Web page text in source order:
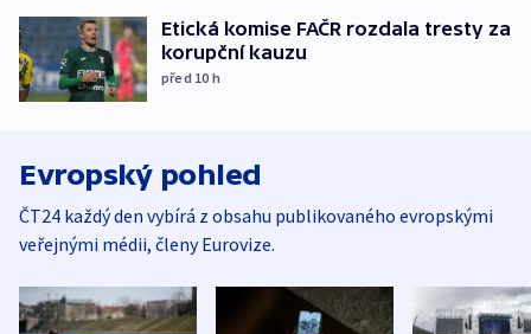
Etická komise FAČR rozdala tresty za
korupční kauzu
před 10 h
Evropský pohled
ČT24 každý den vybírá z obsahu publikovaného evropskými
veřejnými médii, členy Eurovize.